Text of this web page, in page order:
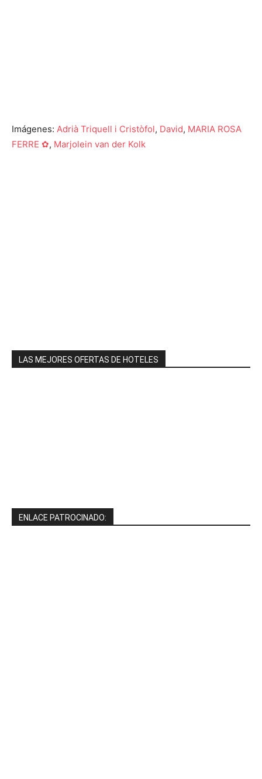
Imágenes: Adrià Triquell i Cristòfol, David, MARIA ROSA
FERRE ✿, Marjolein van der Kolk
LAS MEJORES OFERTAS DE HOTELES
ENLACE PATROCINADO: